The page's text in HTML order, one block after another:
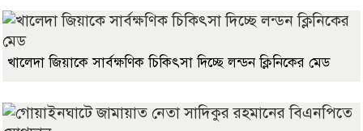
খালেদা জিয়াকে সার্বক্ষণিক চিকিৎসা দিচ্ছে লন্ডন ক্লিনিকের মেড